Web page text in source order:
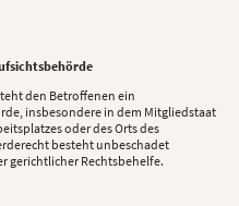
den Betroffenen ein
insbesondere in dem Mitgliedstaat
oder des Orts des
besteht unbeschadet
gerichtlicher Rechtsbehelfe.